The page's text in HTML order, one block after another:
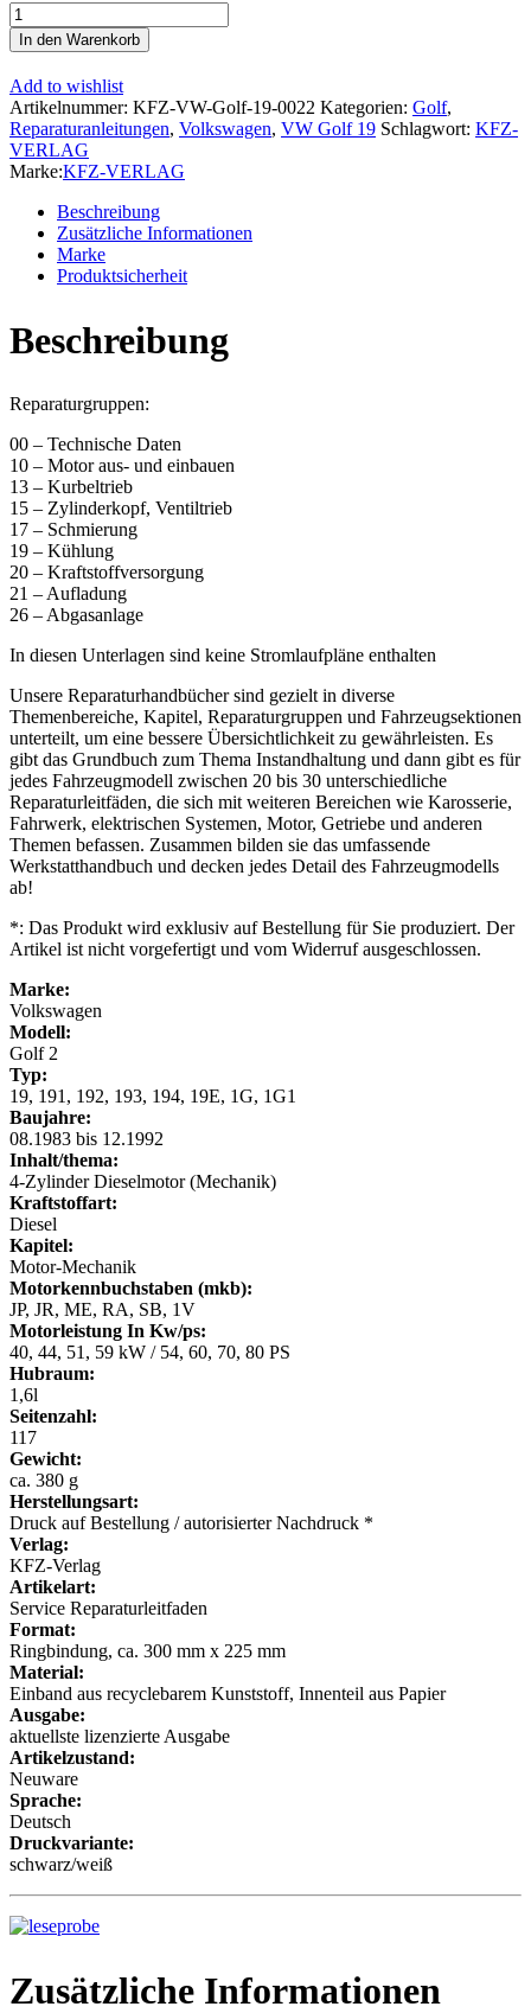
VW
Golf
2
Typ
19
1983-
1992
Dieselmotor
Mechanik
Reparaturanleitung
Menge
In den Warenkorb
Add to wishlist
Artikelnummer: KFZ-VW-Golf-19-0022 Kategorien: Golf,
Reparaturanleitungen, Volkswagen, VW Golf 19 Schlagwort: KFZ-
VERLAG
Marke:KFZ-VERLAG
Beschreibung
Zusätzliche Informationen
Marke
Produktsicherheit
Beschreibung
Reparaturgruppen:
00 – Technische Daten
10 – Motor aus- und einbauen
13 – Kurbeltrieb
15 – Zylinderkopf, Ventiltrieb
17 – Schmierung
19 – Kühlung
20 – Kraftstoffversorgung
21 – Aufladung
26 – Abgasanlage
In diesen Unterlagen sind keine Stromlaufpläne enthalten
Unsere Reparaturhandbücher sind gezielt in diverse
Themenbereiche, Kapitel, Reparaturgruppen und Fahrzeugsektionen
unterteilt, um eine bessere Übersichtlichkeit zu gewährleisten. Es
gibt das Grundbuch zum Thema Instandhaltung und dann gibt es für
jedes Fahrzeugmodell zwischen 20 bis 30 unterschiedliche
Reparaturleitfäden, die sich mit weiteren Bereichen wie Karosserie,
Fahrwerk, elektrischen Systemen, Motor, Getriebe und anderen
Themen befassen. Zusammen bilden sie das umfassende
Werkstatthandbuch und decken jedes Detail des Fahrzeugmodells
ab!
*: Das Produkt wird exklusiv auf Bestellung für Sie produziert. Der
Artikel ist nicht vorgefertigt und vom Widerruf ausgeschlossen.
Marke:
Volkswagen
Modell:
Golf 2
Typ:
19, 191, 192, 193, 194, 19E, 1G, 1G1
Baujahre:
08.1983 bis 12.1992
Inhalt/thema:
4-Zylinder Dieselmotor (Mechanik)
Kraftstoffart:
Diesel
Kapitel:
Motor-Mechanik
Motorkennbuchstaben (mkb):
JP, JR, ME, RA, SB, 1V
Motorleistung In Kw/ps:
40, 44, 51, 59 kW / 54, 60, 70, 80 PS
Hubraum:
1,6l
Seitenzahl:
117
Gewicht:
ca. 380 g
Herstellungsart:
Druck auf Bestellung / autorisierter Nachdruck *
Verlag:
KFZ-Verlag
Artikelart:
Service Reparaturleitfaden
Format:
Ringbindung, ca. 300 mm x 225 mm
Material:
Einband aus recyclebarem Kunststoff, Innenteil aus Papier
Ausgabe:
aktuellste lizenzierte Ausgabe
Artikelzustand:
Neuware
Sprache:
Deutsch
Druckvariante:
schwarz/weiß
Zusätzliche Informationen